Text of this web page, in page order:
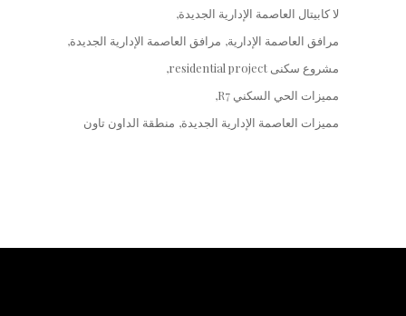
لا كابيتال العاصمة الإدارية الجديدة
مرافق العاصمة الإدارية مرافق العاصمة الإدارية الجديدة
مشروع سكنى residential project
مميزات الحي السكني R7
مميزات العاصمة الإدارية الجديدة منطقة الداون تاون